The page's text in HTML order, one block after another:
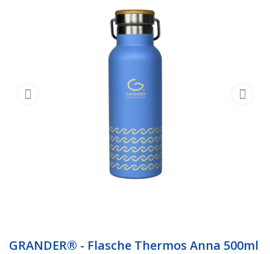
GRANDER® - Flasche Thermos Anna 500ml